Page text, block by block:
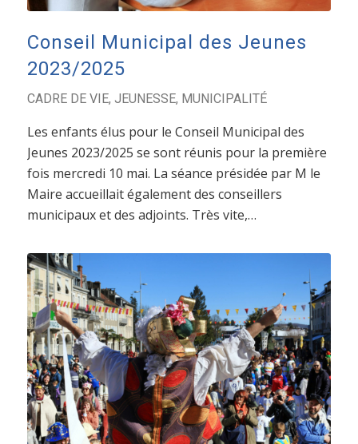
Conseil Municipal des Jeunes
2023/2025
CADRE DE VIE, JEUNESSE, MUNICIPALITÉ
Les enfants élus pour le Conseil Municipal des
Jeunes 2023/2025 se sont réunis pour la première
fois mercredi 10 mai. La séance présidée par M le
Maire accueillait également des conseillers
municipaux et des adjoints. Très vite,…